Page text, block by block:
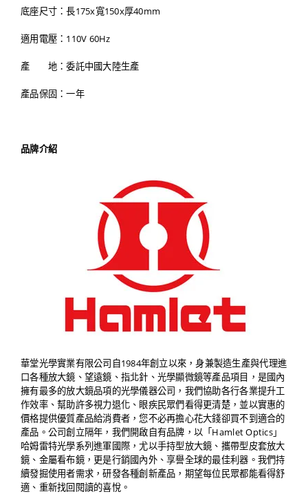
底座尺寸：長175x寬150x厚40mm
適用電壓：110V 60Hz
產 地：委託中國大陸生產
產品保固：一年
品牌介紹
華堂光學實業有限公司自1984年創立以來，身兼製造生產與代理進
口各種放大鏡、望遠鏡、指北針、光學顯微鏡等產品項目，是國內
擁有最多的放大鏡品項的光學儀器公司，我們協助各行各業提升工
作效率、幫助許多視力退化、眼疾民眾們看得更清楚，並以實惠的
價格提供優質產品給消費者，您不必再擔心花大錢卻買不到適合的
產品。公司創立隔年，我們開啟自有品牌，以「Hamlet Optics」
哈姆雷特光學系列進軍國際，尤以手持型放大鏡、攜帶型皮套放大
鏡、金屬看布鏡，更是行銷國內外、享譽全球的最佳利器。我們持
續發掘使用者需求，研發各種創新產品，期望每位民眾都能看得舒
適、重新找回閱讀的喜悅。